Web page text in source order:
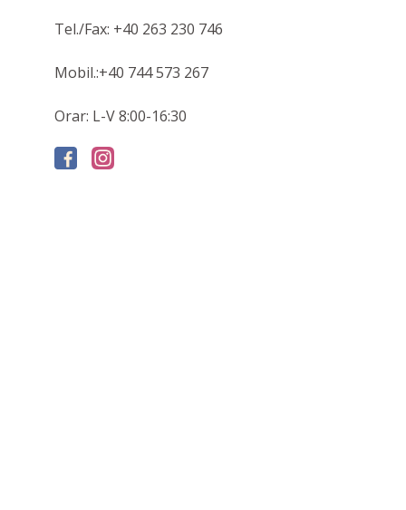
Tel./Fax: +40 263 230 746
Mobil.:+40 744 573 267
Orar: L-V 8:00-16:30